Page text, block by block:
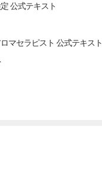
公式テキスト
マセラピスト 公式テキスト